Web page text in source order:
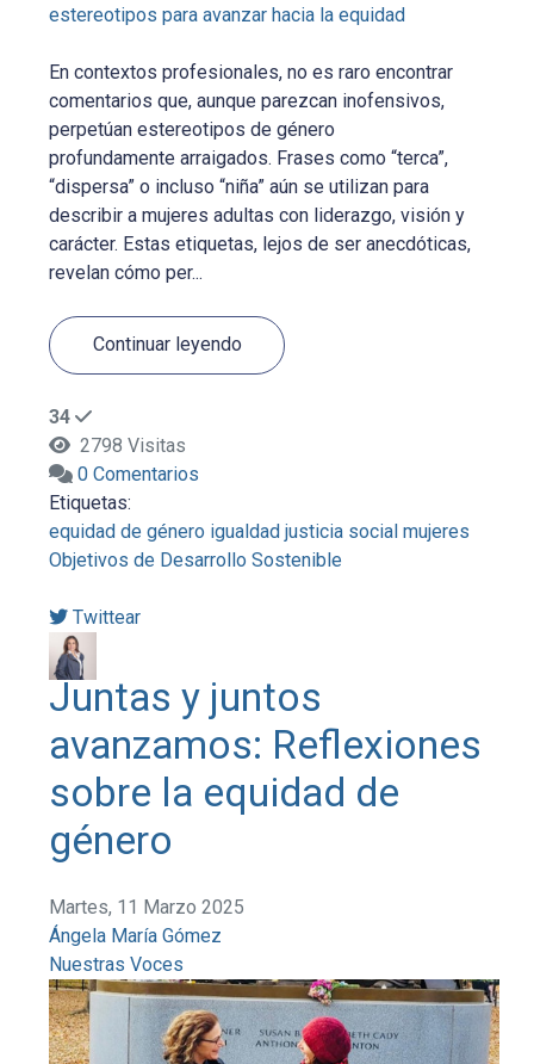
estereotipos para avanzar hacia la equidad
En contextos profesionales, no es raro encontrar
comentarios que, aunque parezcan inofensivos,
perpetúan estereotipos de género
profundamente arraigados. Frases como “terca”,
“dispersa” o incluso “niña” aún se utilizan para
describir a mujeres adultas con liderazgo, visión y
carácter. Estas etiquetas, lejos de ser anecdóticas,
revelan cómo per...
Continuar leyendo
34
2798 Visitas
0 Comentarios
Etiquetas:
equidad de género igualdad justicia social mujeres
Objetivos de Desarrollo Sostenible
Twittear
Juntas y juntos
avanzamos: Reflexiones
sobre la equidad de
género
Martes, 11 Marzo 2025
Ángela María Gómez
Nuestras Voces